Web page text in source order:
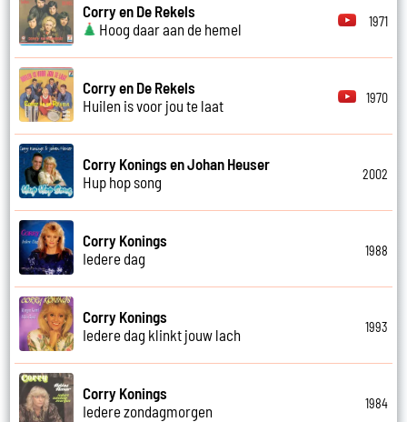
Corry en De Rekels
Hoog daar aan de hemel
1971
Corry en De Rekels
Huilen is voor jou te laat
1970
Corry Konings en Johan Heuser
Hup hop song
2002
Corry Konings
Iedere dag
1988
Corry Konings
Iedere dag klinkt jouw lach
1993
Corry Konings
Iedere zondagmorgen
1984